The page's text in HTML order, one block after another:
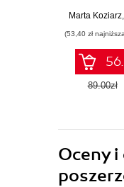
& Google
II
Marta Koziarz,
(53,40 zł
89.00zł
Oceny